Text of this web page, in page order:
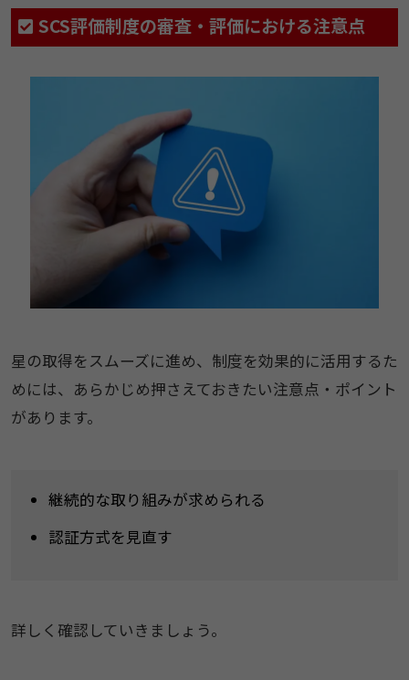
SCS評価制度の審査・評価における注意点
星の取得をスムーズに進め、制度を効果的に活用するた
めには、あらかじめ押さえておきたい注意点・ポイント
があります。
継続的な取り組みが求められる
認証方式を見直す
詳しく確認していきましょう。